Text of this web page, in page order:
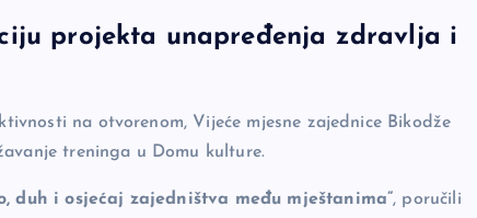
projekta unapređenja zdravlja i
na otvorenom, Vijeće mjesne zajednice Bikodže
treninga u Domu kulture.
i osjećaj zajedništva među mještanima”, poručili